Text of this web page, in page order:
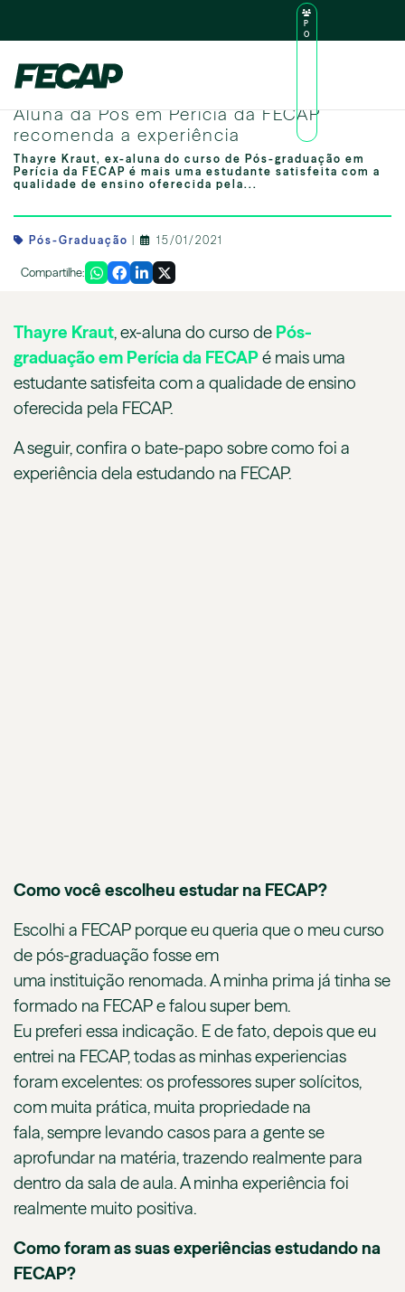
P
O
U
N
Aluna da Pós em Perícia da FECAP
recomenda a experiência
Thayre Kraut, ex-aluna do curso de Pós-graduação em
Perícia da FECAP é mais uma estudante satisfeita com a
qualidade de ensino oferecida pela...
Pós-Graduação 15/01/2021
Compartilhe:
Thayre Kraut, ex-aluna do curso de Pós-
graduação em Perícia da FECAPé mais uma
estudante satisfeita com a qualidade de ensino
oferecida pela FECAP.
A seguir, confira o bate-papo sobre como foi a
experiência dela estudando na FECAP.
Como você escolheu estudar na FECAP?
Escolhi a FECAP porque eu queria que o meu curso
de pós-graduação fosse em
uma instituição renomada. A minha prima já tinha se
formado na FECAP e falou super bem.
Eu preferi essa indicação. E de fato, depois que eu
entrei na FECAP, todas as minhas experiencias
foram excelentes: os professores super solícitos,
com muita prática, muita propriedade na
fala, sempre levando casos para a gente se
aprofundar na matéria, trazendo realmente para
dentro da sala de aula. A minha experiência foi
realmente muito positiva.
Como foram as suas experiências estudando na
FECAP?